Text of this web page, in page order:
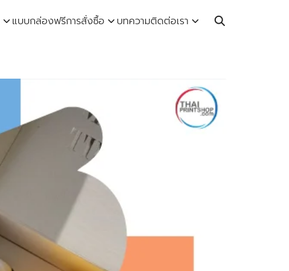
แบบกล่องฟรีการสั่งซื้อ บทความติดต่อเรา